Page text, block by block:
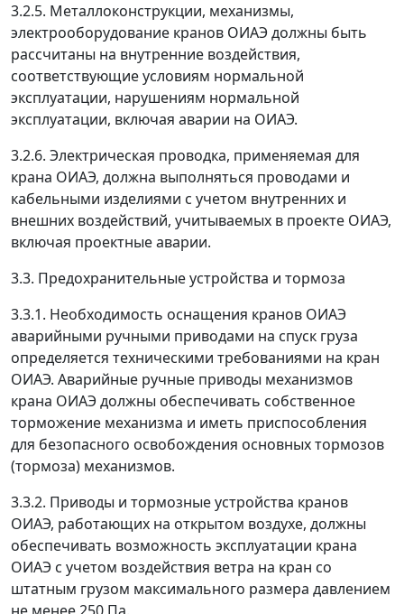
3.2.5. Металлоконструкции, механизмы,
электрооборудование кранов ОИАЭ должны быть
рассчитаны на внутренние воздействия,
соответствующие условиям нормальной
эксплуатации, нарушениям нормальной
эксплуатации, включая аварии на ОИАЭ.
3.2.6. Электрическая проводка, применяемая для
крана ОИАЭ, должна выполняться проводами и
кабельными изделиями с учетом внутренних и
внешних воздействий, учитываемых в проекте ОИАЭ,
включая проектные аварии.
3.3. Предохранительные устройства и тормоза
3.3.1. Необходимость оснащения кранов ОИАЭ
аварийными ручными приводами на спуск груза
определяется техническими требованиями на кран
ОИАЭ. Аварийные ручные приводы механизмов
крана ОИАЭ должны обеспечивать собственное
торможение механизма и иметь приспособления
для безопасного освобождения основных тормозов
(тормоза) механизмов.
3.3.2. Приводы и тормозные устройства кранов
ОИАЭ, работающих на открытом воздухе, должны
обеспечивать возможность эксплуатации крана
ОИАЭ с учетом воздействия ветра на кран со
штатным грузом максимального размера давлением